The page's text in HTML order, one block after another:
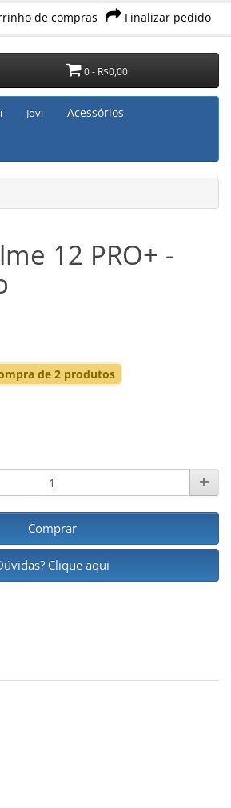
de compras Finalizar pedido
0 - R$0,00
Jovi Acessórios
12 PRO+ -
de 2 produtos
Comprar
Clique aqui